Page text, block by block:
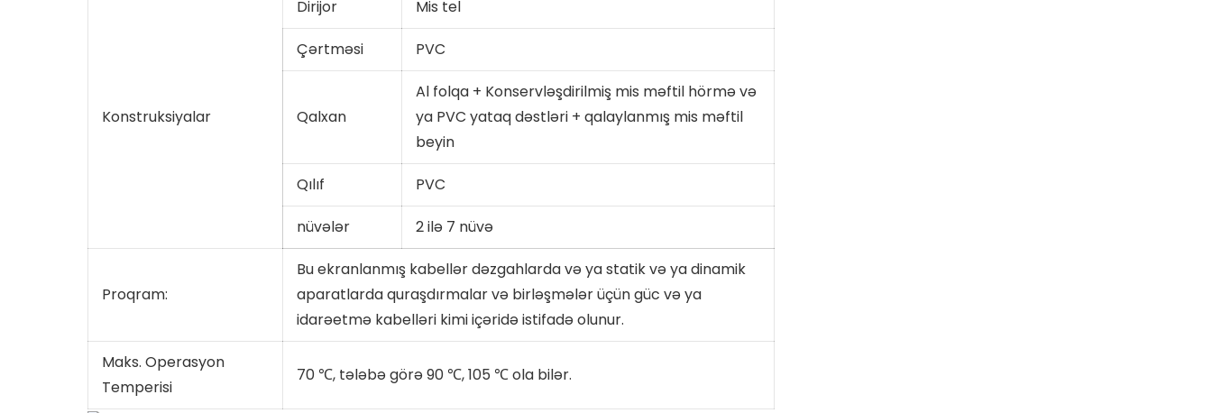
Konstruksiyalar
Dirijor Mis tel
Çərtməsi PVC
Qalxan
Al folqa + Konservləşdirilmiş mis məftil hörmə və
ya PVC yataq dəstləri + qalaylanmış mis məftil
beyin
Qılıf PVC
nüvələr 2 ilə 7 nüvə
Proqram:
Bu ekranlanmış kabellər dəzgahlarda və ya statik və ya dinamik
aparatlarda quraşdırmalar və birləşmələr üçün güc və ya
idarəetmə kabelləri kimi içəridə istifadə olunur.
Maks. Operasyon
Temperisi
70 ℃, tələbə görə 90 ℃, 105 ℃ ola bilər.